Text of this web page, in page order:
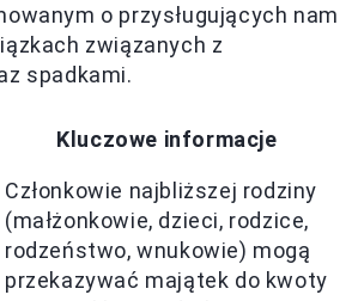
o przysługujących nam
związanych z
spadkami.
Kluczowe informacje
Członkowie najbliższej rodziny
(małżonkowie, dzieci, rodzice,
rodzeństwo, wnukowie) mogą
przekazywać majątek do kwoty